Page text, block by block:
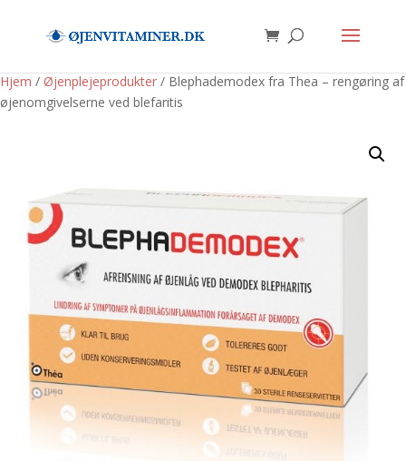
Hjem / Øjenplejeprodukter / Blephademodex fra Thea – rengøring af
øjenomgivelserne ved blefaritis